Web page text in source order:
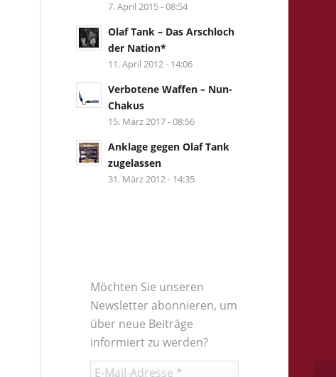
7. April 2015 - 08:54
Olaf Tank – Das Arschloch
der Nation*
11. April 2012 - 14:06
Verbotene Waffen – Nun-
Chakus
15. März 2017 - 08:56
Anklage gegen Olaf Tank
zugelassen
31. März 2012 - 14:35
Möchten Sie unseren
Newsletter abonnieren, um
über neue Beiträge
informiert zu werden?